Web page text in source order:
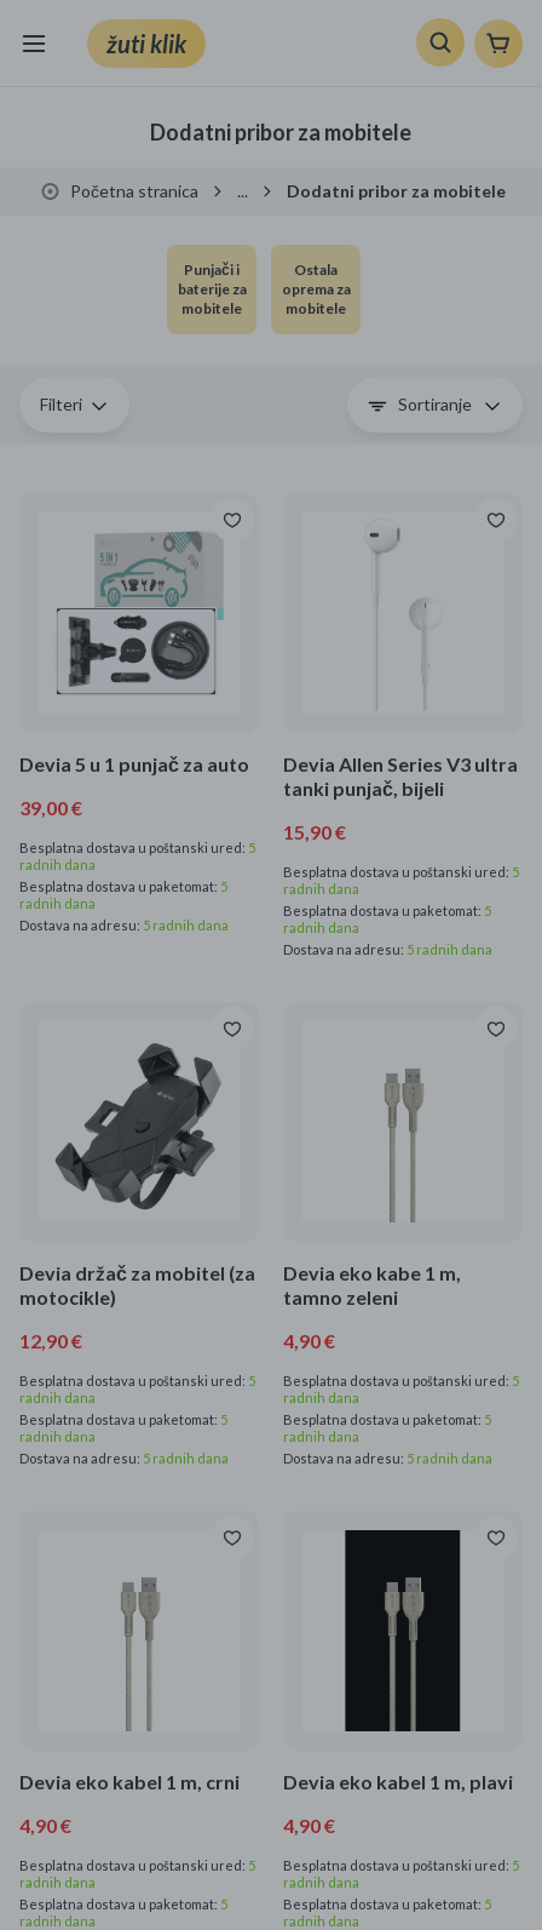
žuti klik
Klik supermarket
Mame i bebe
Igračke
DOM
Specijalne kategorije
Čišćenje zaliha
Kišobrani akcija
Roba s greškom
Dodatni pribor za mobitele
Početna stranica ... Dodatni pribor za mobitele
Punjači i
baterije za
mobitele
Ostala
oprema za
mobitele
Filteri Sortiranje
Devia 5 u 1 punjač za auto
39,00 €
Besplatna dostava u poštanski ured: 5
radnih dana
Besplatna dostava u paketomat: 5
radnih dana
Dostava na adresu: 5 radnih dana
Devia Allen Series V3 ultra
tanki punjač, bijeli
15,90 €
Besplatna dostava u poštanski ured: 5
radnih dana
Besplatna dostava u paketomat: 5
radnih dana
Dostava na adresu: 5 radnih dana
Devia držač za mobitel (za
motocikle)
12,90 €
Besplatna dostava u poštanski ured: 5
radnih dana
Besplatna dostava u paketomat: 5
radnih dana
Dostava na adresu: 5 radnih dana
Devia eko kabe 1 m,
tamno zeleni
4,90 €
Besplatna dostava u poštanski ured: 5
radnih dana
Besplatna dostava u paketomat: 5
radnih dana
Dostava na adresu: 5 radnih dana
Devia eko kabel 1 m, crni
4,90 €
Besplatna dostava u poštanski ured: 5
radnih dana
Besplatna dostava u paketomat: 5
radnih dana
Devia eko kabel 1 m, plavi
4,90 €
Besplatna dostava u poštanski ured: 5
radnih dana
Besplatna dostava u paketomat: 5
radnih dana